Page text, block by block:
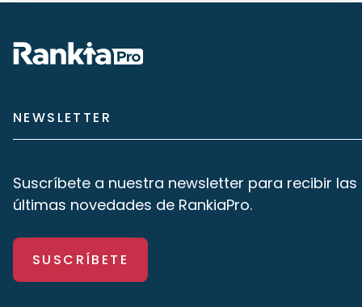
NEWSLETTER
Suscríbete a nuestra newsletter para recibir las
últimas novedades de RankiaPro.
SUSCRÍBETE